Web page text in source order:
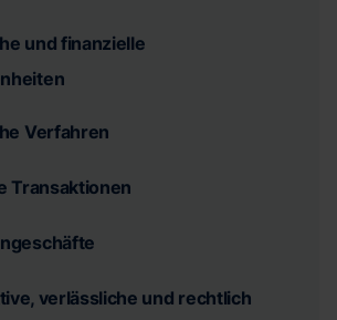
und finanzielle
Verfahren
Transaktionen
verlässliche und rechtlich